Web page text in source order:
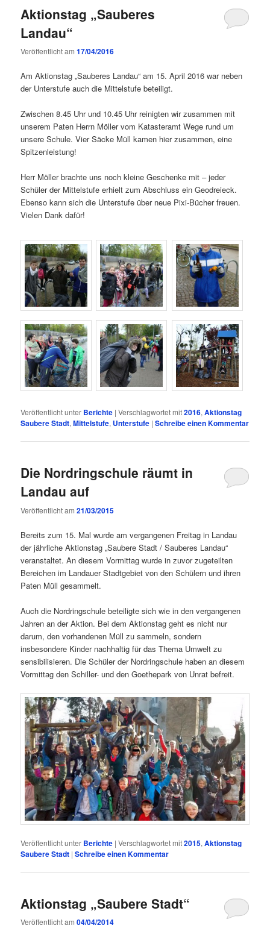
Aktionstag „Sauberes
Landau“
Veröffentlicht am17/04/2016
Am Aktionstag „Sauberes Landau“ am 15. April 2016 war neben
der Unterstufe auch die Mittelstufe beteiligt.
Zwischen 8.45 Uhr und 10.45 Uhr reinigten wir zusammen mit
unserem Paten Herrn Möller vom Katasteramt Wege rund um
unsere Schule. Vier Säcke Müll kamen hier zusammen, eine
Spitzenleistung!
Herr Möller brachte uns noch kleine Geschenke mit – jeder
Schüler der Mittelstufe erhielt zum Abschluss ein Geodreieck.
Ebenso kann sich die Unterstufe über neue Pixi-Bücher freuen.
Vielen Dank dafür!
Veröffentlicht unter Berichte |Verschlagwortet mit2016,Aktionstag
Saubere Stadt,Mittelstufe, Unterstufe |Schreibe einen Kommentar
Die Nordringschule räumt in
Landau auf
Veröffentlicht am21/03/2015
Bereits zum 15. Mal wurde am vergangenen Freitag in Landau
der jährliche Aktionstag „Saubere Stadt / Sauberes Landau“
veranstaltet. An diesem Vormittag wurde in zuvor zugeteilten
Bereichen im Landauer Stadtgebiet von den Schülern und ihren
Paten Müll gesammelt.
Auch die Nordringschule beteiligte sich wie in den vergangenen
Jahren an der Aktion. Bei dem Aktionstag geht es nicht nur
darum, den vorhandenen Müll zu sammeln, sondern
insbesondere Kinder nachhaltig für das Thema Umwelt zu
sensibilisieren. Die Schüler der Nordringschule haben an diesem
Vormittag den Schiller- und den Goethepark von Unrat befreit.
Veröffentlicht unter Berichte |Verschlagwortet mit2015,Aktionstag
Saubere Stadt |Schreibe einen Kommentar
Aktionstag „Saubere Stadt“
Veröffentlicht am04/04/2014